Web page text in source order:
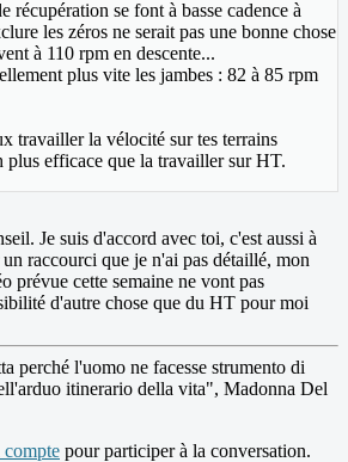
récupération se font à basse cadence à
les zéros ne serait pas une bonne chose
à 110 rpm en descente...
plus vite les jambes : 82 à 85 rpm
travailler la vélocité sur tes terrains
plus efficace que la travailler sur HT.
Je suis d'accord avec toi, c'est aussi à
raccourci que je n'ai pas détaillé, mon
prévue cette semaine ne vont pas
d'autre chose que du HT pour moi
perché l'uomo ne facesse strumento di
itinerario della vita", Madonna Del
compte pour participer à la conversation.